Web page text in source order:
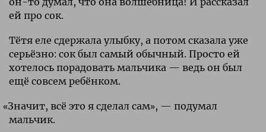
ей про сок.
Тётя еле сдержала улыбку, а потом сказала уже
серьёзно: сок был самый обычный. Просто ей
хотелось порадовать мальчика — ведь он был
ещё совсем ребёнком.
«Значит, всё это я сделал сам», — подумал
мальчик.